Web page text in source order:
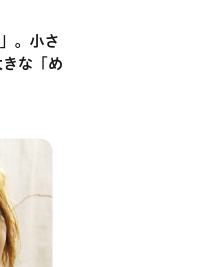
。小さ
な「め